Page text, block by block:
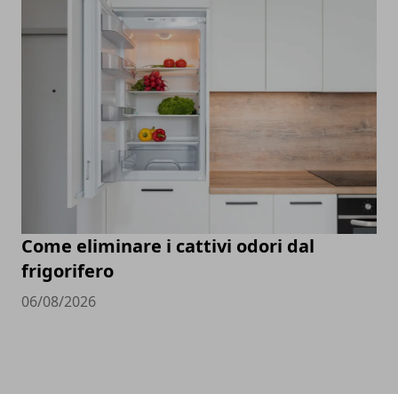
Come eliminare i cattivi odori dal
frigorifero
06/08/2026